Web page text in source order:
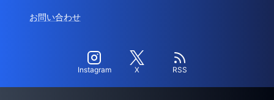
お問い合わせ
Instagram X RSS